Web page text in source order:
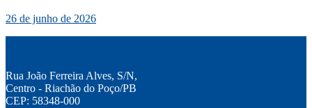
26 de junho de 2026
Rua João Ferreira Alves, S/N,
Centro - Riachão do Poço/PB
CEP: 58348-000